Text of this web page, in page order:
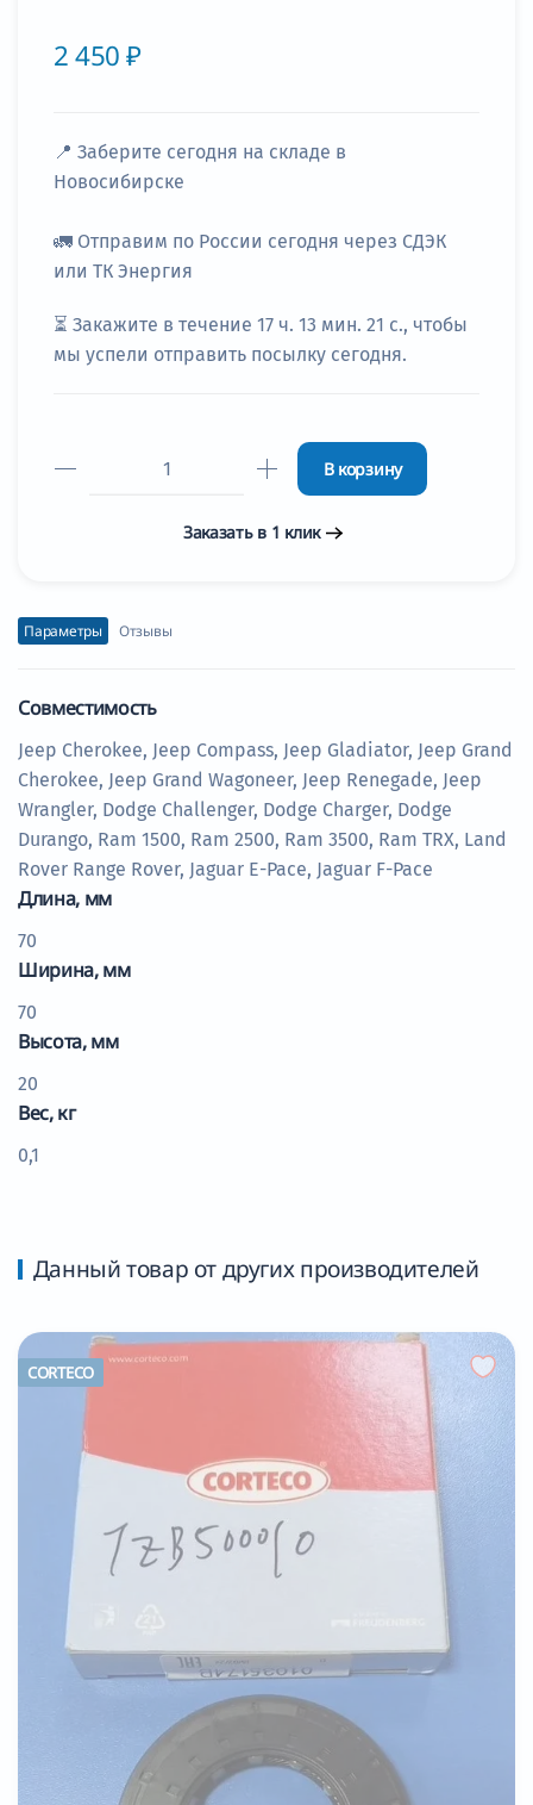
2 450 ₽
📍 Заберите сегодня на складе в
Новосибирске
🚛 Отправим по России сегодня через СДЭК
или ТК Энергия
⏳ Закажите в течение 17 ч. 13 мин. 21 с., чтобы
мы успели отправить посылку сегодня.
В корзину
Заказать в 1 клик
Параметры Отзывы
Совместимость
Jeep Cherokee, Jeep Compass, Jeep Gladiator, Jeep Grand
Cherokee, Jeep Grand Wagoneer, Jeep Renegade, Jeep
Wrangler, Dodge Challenger, Dodge Charger, Dodge
Durango, Ram 1500, Ram 2500, Ram 3500, Ram TRX, Land
Rover Range Rover, Jaguar E-Pace, Jaguar F-Pace
Длина, мм
70
Ширина, мм
70
Высота, мм
20
Вес, кг
0,1
Данный товар от других производителей
CORTECO